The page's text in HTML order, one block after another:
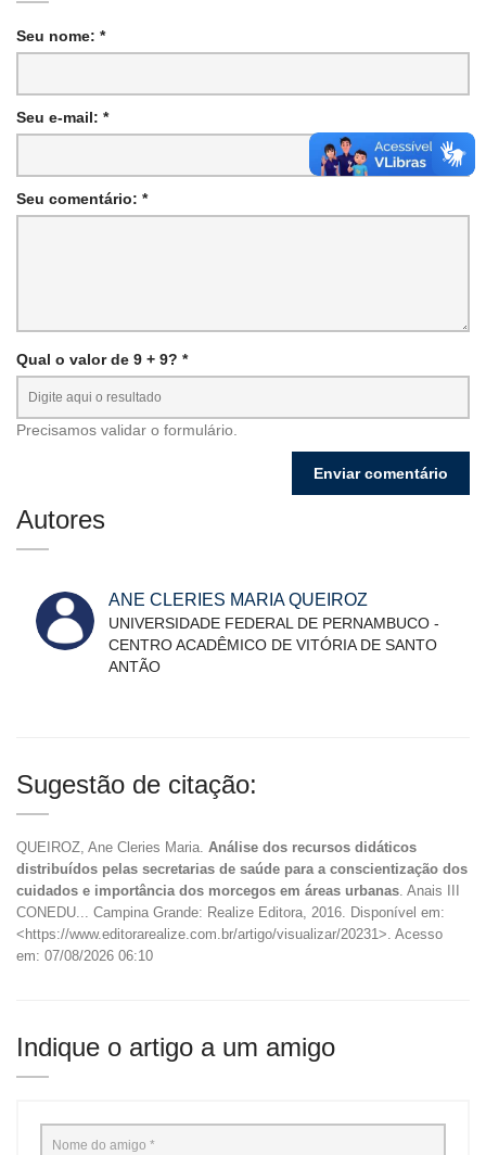
Seu nome: *
Seu e-mail: *
Seu comentário: *
Qual o valor de 9 + 9? *
Precisamos validar o formulário.
Autores
ANE CLERIES MARIA QUEIROZ
UNIVERSIDADE FEDERAL DE PERNAMBUCO -
CENTRO ACADÊMICO DE VITÓRIA DE SANTO
ANTÃO
Sugestão de citação:
QUEIROZ, Ane Cleries Maria. Análise dos recursos didáticos
distribuídos pelas secretarias de saúde para a conscientização dos
cuidados e importância dos morcegos em áreas urbanas . Anais III
CONEDU... Campina Grande: Realize Editora, 2016. Disponível em:
<https://www.editorarealize.com.br/artigo/visualizar/20231>. Acesso
em: 07/08/2026 06:10
Indique o artigo a um amigo